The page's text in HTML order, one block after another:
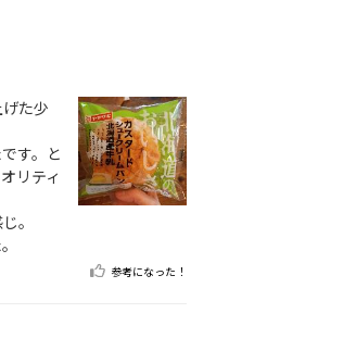
た少
す。と
リティ
。
参考になった！